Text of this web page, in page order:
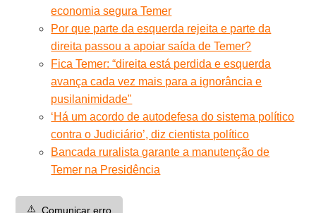
economia segura Temer
Por que parte da esquerda rejeita e parte da
direita passou a apoiar saída de Temer?
Fica Temer: “direita está perdida e esquerda
avança cada vez mais para a ignorância e
pusilanimidade"
‘Há um acordo de autodefesa do sistema político
contra o Judiciário’, diz cientista político
Bancada ruralista garante a manutenção de
Temer na Presidência
⚠️ Comunicar erro